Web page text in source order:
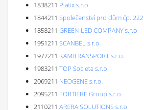
1838211 Platix s.r.o.
1844211 Společenství pro dům čp.
1858211 GREEN-LED COMPANY s.r.o.
1951211 SCANBEL s.r.o.
1977211 KAMITRANSPORT s.r.o.
1983211 TOP Societa s.r.o.
2069211 NEOGENE s.r.o.
2095211 FORTIERE Group s.r.o.
2110211 ARERA SOLUTIONS s.r.o.